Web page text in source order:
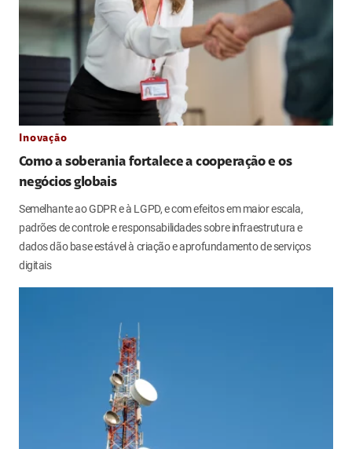
Inovação
Como a soberania fortalece a cooperação e os
negócios globais
Semelhante ao GDPR e à LGPD, e com efeitos em maior escala,
padrões de controle e responsabilidades sobre infraestrutura e
dados dão base estável à criação e aprofundamento de serviços
digitais